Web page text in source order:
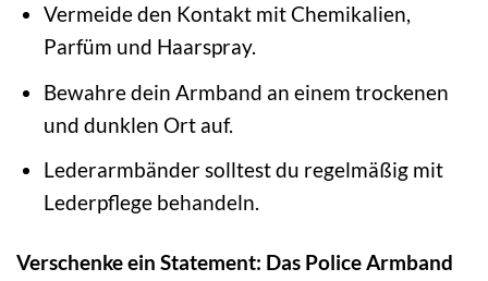
Vermeide den Kontakt mit Chemikalien,
Parfüm und Haarspray.
Bewahre dein Armband an einem trockenen
und dunklen Ort auf.
Lederarmbänder solltest du regelmäßig mit
Lederpflege behandeln.
Verschenke ein Statement: Das Police Armband